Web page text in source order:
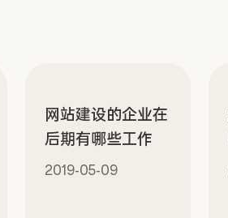
网站建设的企业在
后期有哪些工作
2019-05-09